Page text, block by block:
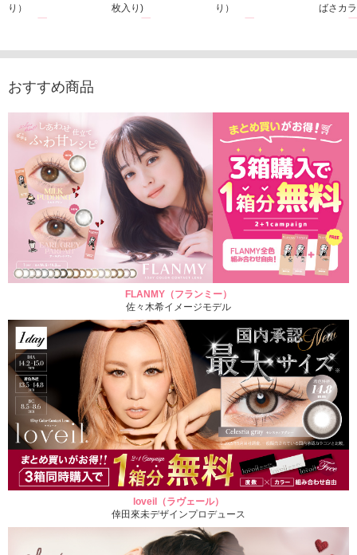
り）
1,760円
枚入り)
1,815円
り）
1,760円
ばさカ
1,848
おすすめ商品
FLANMY（フランミー）
佐々木希イメージモデル
loveil（ラヴェール）
倖田來未デザインプロデュース